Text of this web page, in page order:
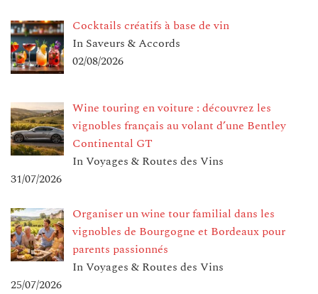
Cocktails créatifs à base de vin
In Saveurs & Accords
02/08/2026
Wine touring en voiture : découvrez les
vignobles français au volant d’une Bentley
Continental GT
In Voyages & Routes des Vins
31/07/2026
Organiser un wine tour familial dans les
vignobles de Bourgogne et Bordeaux pour
parents passionnés
In Voyages & Routes des Vins
25/07/2026